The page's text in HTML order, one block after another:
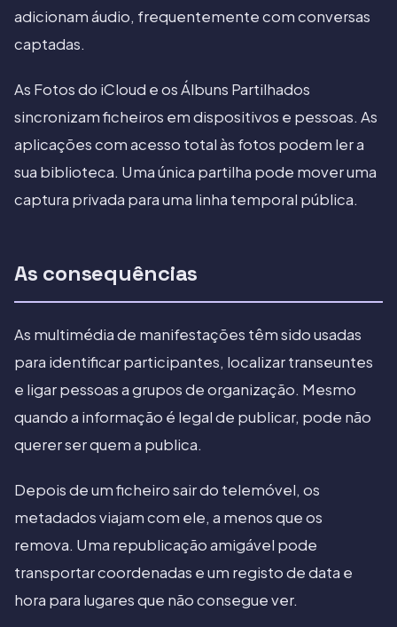
adicionam áudio, frequentemente com conversas
captadas.
As Fotos do iCloud e os Álbuns Partilhados
sincronizam ficheiros em dispositivos e pessoas. As
aplicações com acesso total às fotos podem ler a
sua biblioteca. Uma única partilha pode mover uma
captura privada para uma linha temporal pública.
As consequências
As multimédia de manifestações têm sido usadas
para identificar participantes, localizar transeuntes
e ligar pessoas a grupos de organização. Mesmo
quando a informação é legal de publicar, pode não
querer ser quem a publica.
Depois de um ficheiro sair do telemóvel, os
metadados viajam com ele, a menos que os
remova. Uma republicação amigável pode
transportar coordenadas e um registo de data e
hora para lugares que não consegue ver.